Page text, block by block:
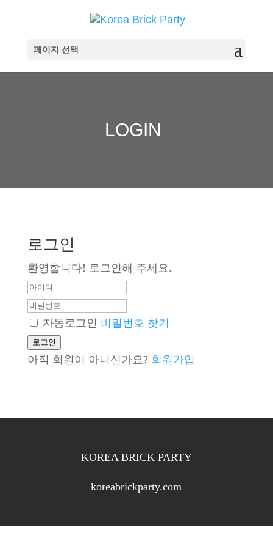
페이지 선택
LOGIN
로그인
환영합니다! 로그인해 주세요.
아
이
디
비
밀
번
호
자동로그인 비밀번호 찾기
로그인
아직 회원이 아니신가요? 회원가입
KOREA BRICK PARTY
koreabrickparty.com